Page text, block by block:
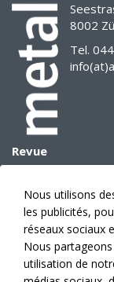
8002
Tel.
Revue
Archives
Données médias
Prévision des
Annonces
Éditeur
Nous utilisons
les publicités,
réseaux sociaux
Nous
utilisation de